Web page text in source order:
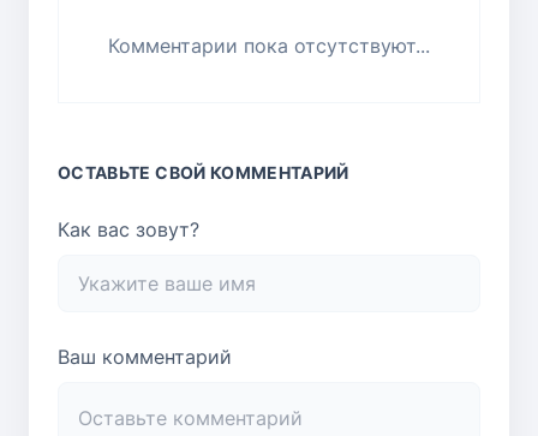
Комментарии пока отсутствуют...
ОСТАВЬТЕ СВОЙ КОММЕНТАРИЙ
Как вас зовут?
Ваш комментарий